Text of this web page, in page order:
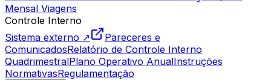
Mensal Viagens
Controle Interno
Sistema externo ↗
Pareceres e
ComunicadosRelatório de Controle Interno
QuadrimestralPlano Operativo AnualInstruções
NormativasRegulamentação